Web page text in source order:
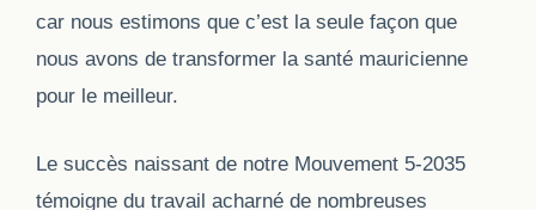
car nous estimons que c’est la seule façon que
nous avons de transformer la santé mauricienne
pour le meilleur.
Le succès naissant de notre Mouvement 5-2035
témoigne du travail acharné de nombreuses